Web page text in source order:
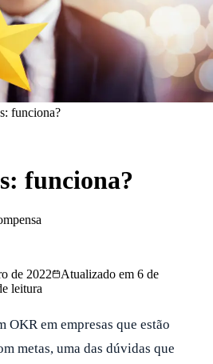
funciona?
funciona?
de 2022 Atualizado em 6 de
leitura
em empresas que estão
metas, uma das dúvidas que